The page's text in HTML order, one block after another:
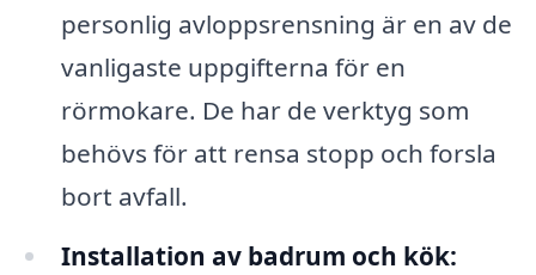
personlig avloppsrensning är en av de
vanligaste uppgifterna för en
rörmokare. De har de verktyg som
behövs för att rensa stopp och forsla
bort avfall.
Installation av badrum och kök: